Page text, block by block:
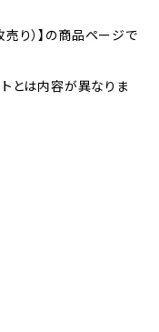
り）】の商品ページで
トとは内容が異なりま